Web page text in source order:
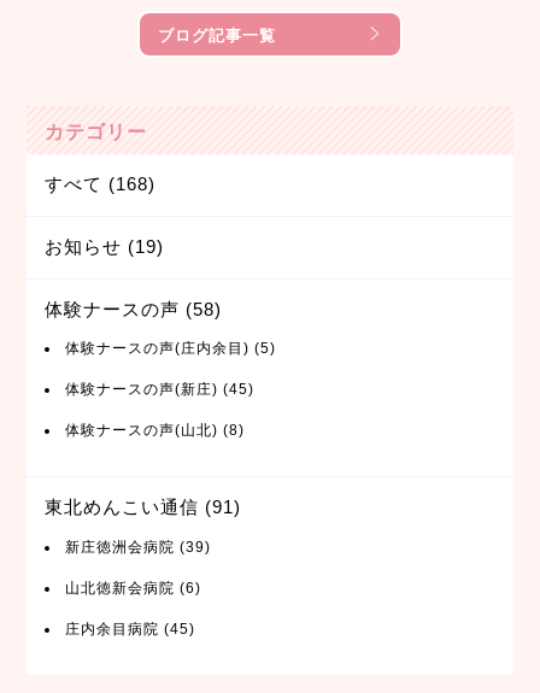
ブログ記事一覧
カテゴリー
すべて (168)
お知らせ (19)
体験ナースの声 (58)
体験ナースの声(庄内余目) (5)
体験ナースの声(新庄) (45)
体験ナースの声(山北) (8)
東北めんこい通信 (91)
新庄徳洲会病院 (39)
山北徳新会病院 (6)
庄内余目病院 (45)